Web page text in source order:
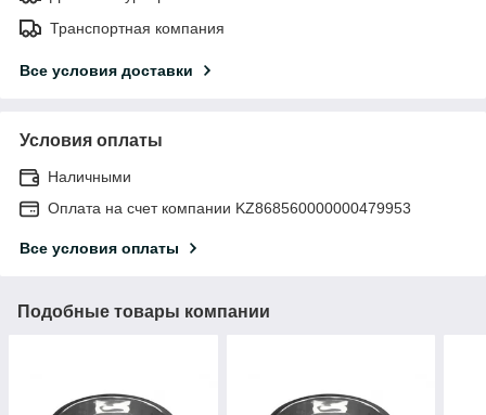
Транспортная компания
Все условия доставки
Условия оплаты
Наличными
Оплата на счет компании KZ868560000000479953
Все условия оплаты
Подобные товары компании